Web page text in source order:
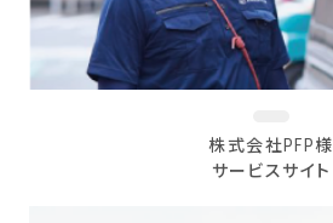
株式会社PFP様
サービスサイト